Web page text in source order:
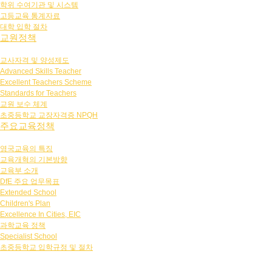
학위 수여기관 및 시스템
고등교육 통계자료
대학 입학 절차
교원정책
교사자격 및 양성제도
Advanced Skills Teacher
Excellent Teachers Scheme
Standards for Teachers
교원 보수 체계
초중등학교 교장자격증 NPQH
주요교육정책
영국교육의 특징
교육개혁의 기본방향
교육부 소개
DfE 주요 업무목표
Extended School
Children's Plan
Excellence In Cities, EIC
과학교육 정책
Specialist School
초중등학교 입학규정 및 절차